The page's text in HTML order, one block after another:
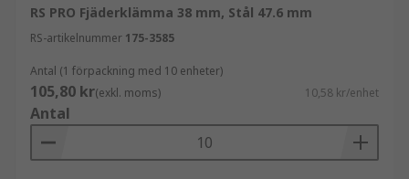
RS PRO Fjäderklämma 38 mm, Stål 47.6 mm
RS-artikelnummer 175-3585
Antal (1 förpackning med 10 enheter)
105,80 kr(exkl. moms) 10,58 kr/enhet
Antal